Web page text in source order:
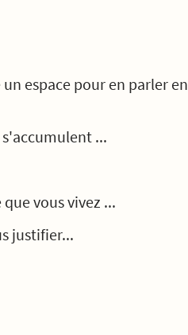
espace pour en parler en
s'accumulent ...
vous vivez ...
justifier...